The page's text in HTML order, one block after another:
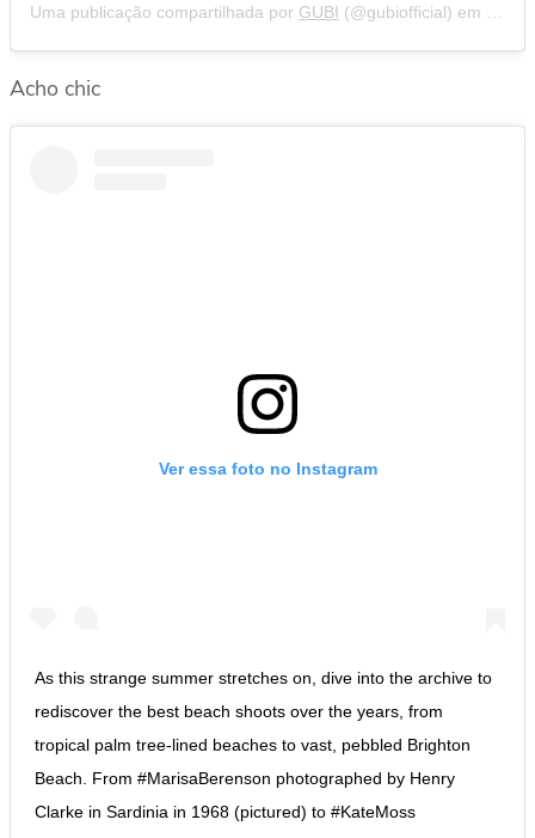
Uma publicação compartilhada por GUBI (@gubiofficial) em
Acho chic
Ver essa foto no Instagram
As this strange summer stretches on, dive into the archive to
rediscover the best beach shoots over the years, from
tropical palm tree-lined beaches to vast, pebbled Brighton
Beach. From #MarisaBerenson photographed by Henry
Clarke in Sardinia in 1968 (pictured) to #KateMoss